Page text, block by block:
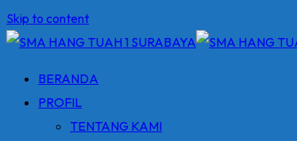
Skip to content
BERANDA
PROFIL
TENTANG KAMI